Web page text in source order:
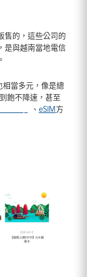
售的，這些公司的
是與越南當地電信
相當多元，像是總
飽不降速，甚至
、 eSIM 方